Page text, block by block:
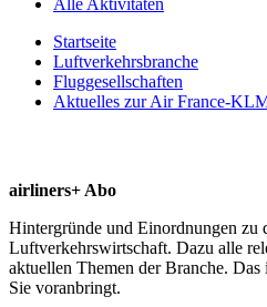
Startseite
Luftverkehrsbranche
Fluggesellschaften
Aktuelles zur Air France-
airliners+ Abo
Hintergründe und Einordnungen zu
Luftverkehrswirtschaft. Dazu alle
aktuellen Themen der Branche.
Sie voranbringt.